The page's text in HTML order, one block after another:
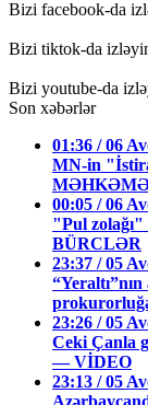
Bizi facebook-da
Bizi tiktok-da
Bizi youtube-da
Son xəbərlər
01:36 / 06
MN-in
MƏHKƏMƏ
00:05 / 06
"Pul zolağı"
BÜRCLƏR
23:37 / 05
23:26 / 05
Ceki Çanla
— VİDEO
23:13 / 05